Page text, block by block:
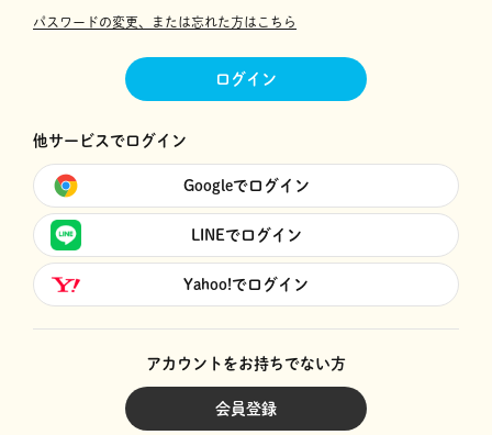
パスワードの変更、または忘れた方はこちら
ログイン
他サービスでログイン
Googleでログイン
LINEでログイン
Yahoo!でログイン
アカウントをお持ちでない方
会員登録